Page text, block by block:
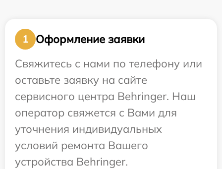
1
Оформление заявки
Свяжитесь с нами по телефону или
оставьте заявку на сайте
сервисного центра Behringer. Наш
оператор свяжется с Вами для
уточнения индивидуальных
условий ремонта Вашего
устройства Behringer.